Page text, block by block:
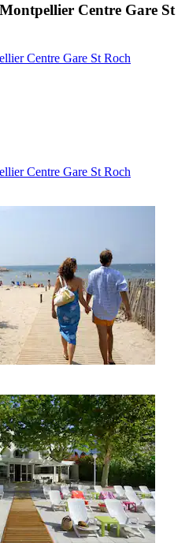
Centre Gare St
Centre Gare St Roch
Centre Gare St Roch